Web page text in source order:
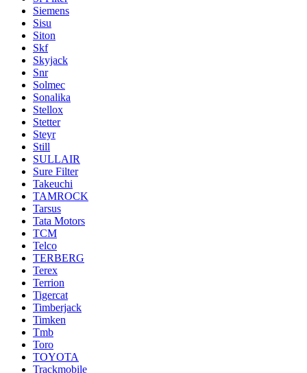
Siemens
Sisu
Siton
Skf
Skyjack
Snr
Solmec
Sonalika
Stellox
Stetter
Steyr
Still
SULLAIR
Sure Filter
Takeuchi
TAMROCK
Tarsus
Tata Motors
TCM
Telco
TERBERG
Terex
Terrion
Tigercat
Timberjack
Timken
Tmb
Toro
TOYOTA
Trackmobile